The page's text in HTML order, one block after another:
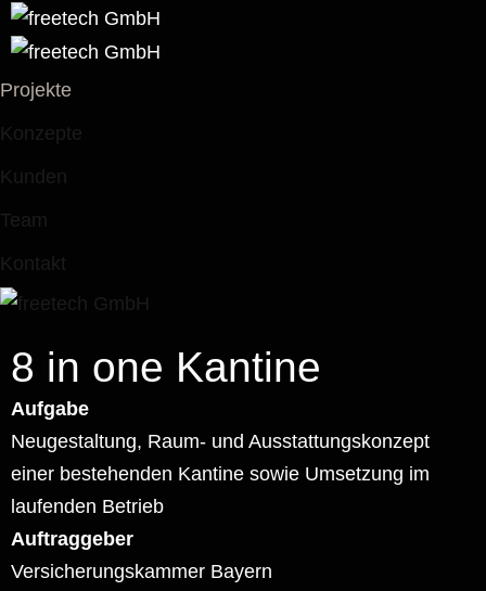
Projekte
Konzepte
Kunden
Team
Kontakt
8 in one Kantine
Aufgabe
Neugestaltung, Raum- und Ausstattungskonzept
einer bestehenden Kantine sowie Umsetzung im
laufenden Betrieb
Auftraggeber
Versicherungskammer Bayern